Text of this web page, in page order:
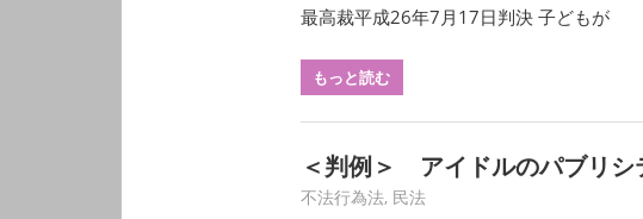
最高裁平成26年7月17日判決 子どもが
もっと読む
＜判例＞ アイドルのパブリ
3月 10, 2020
HY
不法行為法, 民法